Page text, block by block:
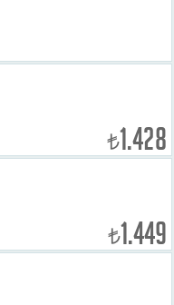
₺1.428
₺1.449